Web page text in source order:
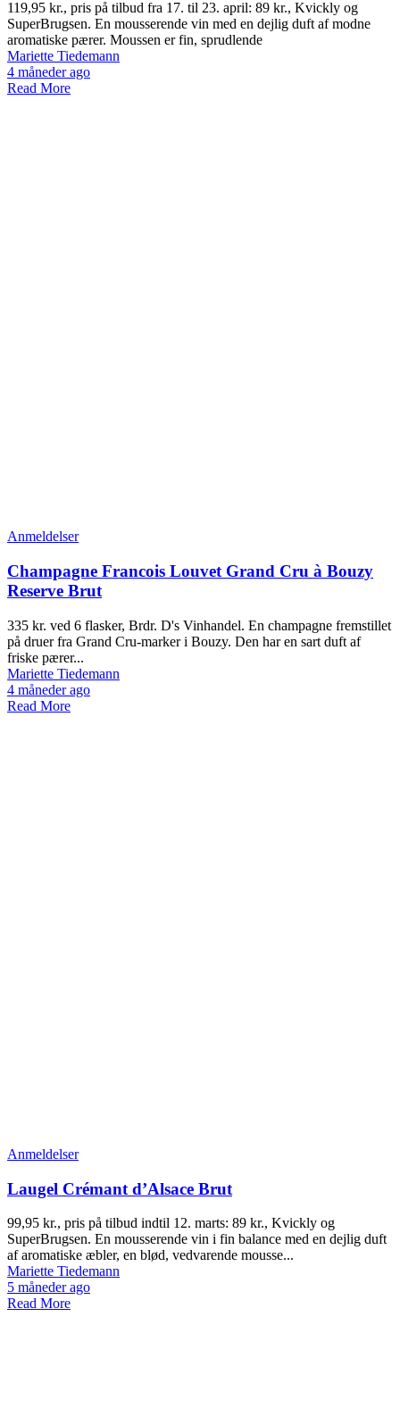
119,95 kr., pris på tilbud fra 17. til 23. april: 89 kr., Kvickly og
SuperBrugsen. En mousserende vin med en dejlig duft af modne
aromatiske pærer. Moussen er fin, sprudlende
Mariette Tiedemann
4 måneder ago
Read More
Anmeldelser
Champagne Francois Louvet Grand Cru à Bouzy
Reserve Brut
335 kr. ved 6 flasker, Brdr. D's Vinhandel. En champagne fremstillet
på druer fra Grand Cru-marker i Bouzy. Den har en sart duft af
friske pærer...
Mariette Tiedemann
4 måneder ago
Read More
Anmeldelser
Laugel Crémant d’Alsace Brut
99,95 kr., pris på tilbud indtil 12. marts: 89 kr., Kvickly og
SuperBrugsen. En mousserende vin i fin balance med en dejlig duft
af aromatiske æbler, en blød, vedvarende mousse...
Mariette Tiedemann
5 måneder ago
Read More